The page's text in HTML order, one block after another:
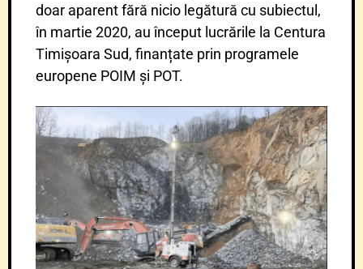
doar aparent fără nicio legătură cu subiectul,
în martie 2020, au început lucrările la Centura
Timișoara Sud, finanțate prin programele
europene POIM și POT.